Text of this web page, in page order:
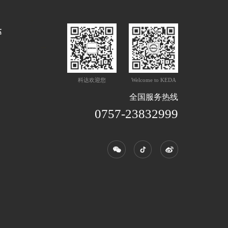
科达欢迎您 Welcome to KEDA
全国服务热线
0757-23832999